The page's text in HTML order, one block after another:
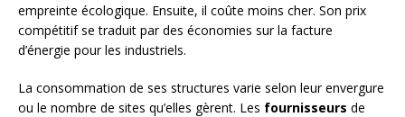
empreinte écologique. Ensuite, il coûte moins cher. Son prix
compétitif se traduit par des économies sur la facture
d’énergie pour les industriels.
La consommation de ses structures varie selon leur envergure
ou le nombre de sites qu’elles gèrent. Les fournisseurs de